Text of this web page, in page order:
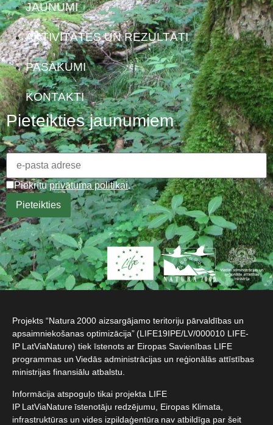
JAUNUMI
AKTIVITĀTES UN REZULTĀTI
PASĀKUMI
KONTAKTI
Pieteikties jaunumiem
Piekrītuprivātuma politikai.
Projekts “Natura 2000 aizsargājamo teritoriju pārvaldības un
apsaimniekošanas optimizācija” (LIFE19IPE/LV/000010 LIFE-
IP LatViaNature) tiek īstenots ar Eiropas Savienības LIFE
programmas un Viedās administrācijas un reģionālās attīstības
ministrijas finansiālu atbalstu.​
Informācija atspoguļo tikai projekta LIFE
IP LatViaNature īstenotāju redzējumu, Eiropas Klimata,
infrastruktūras un vides izpildaģentūra nav atbildīga par šeit